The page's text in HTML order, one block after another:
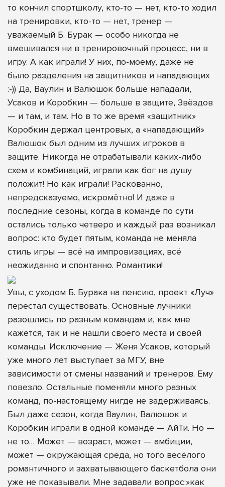
то кончил спортшколу, кто-то — нет, кто-то ходил
на тренировки, кто-то — нет, тренер —
уважаемый Б. Бурак — особо никогда не
вмешивался ни в тренировочный процесс, ни в
игру. А как играли! У них, по-моему, даже не
было разделения на защитников и нападающих
:-)) Да, Ваулин и Валюшок больше нападали,
Усаков и Коробкин — больше в защите, Звёздов
— и там, и там. Но в то же время «защитник»
Коробкин держал центровых, а «нападающий»
Валюшок был одним из лучших игроков в
защите. Никогда не отрабатывали каких-либо
схем и комбинаций, играли как бог на душу
положит! Но как играли! Раскованно,
непредсказуемо, искромётно! И даже в
последние сезоны, когда в команде по сути
остались только четверо и каждый раз возникал
вопрос: кто будет пятым, команда не меняла
стиль игры — всё на импровизациях, всё
неожиданно и спонтанно. Романтики!
Увы, с уходом Б. Бурака на пенсию, проект «Луч»
перестал существовать. Основные лучники
разошлись по разным командам и, как мне
кажется, так и не нашли своего места и своей
команды. Исключение — Женя Усаков, который
уже много лет выступает за МГУ, вне
зависимости от смены названий и тренеров. Ему
повезло. Остальные поменяли много разных
команд, по-настоящему нигде не задерживаясь.
Был даже сезон, когда Ваулин, Валюшок и
Коробкин играли в одной команде — АйТи. Но —
не то… Может — возраст, может — амбиции,
может — окружающая среда, но того весёлого
романтичного и захватывающего баскетбола они
уже не показывали. Мне задавали вопрос:»как